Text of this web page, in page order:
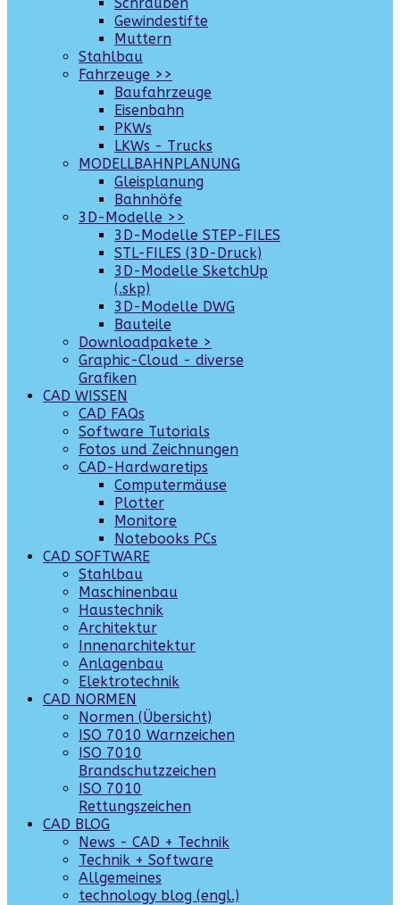
Gewindestifte
Muttern
Stahlbau
Fahrzeuge >>
Baufahrzeuge
Eisenbahn
PKWs
LKWs - Trucks
MODELLBAHNPLANUNG
Gleisplanung
Bahnhöfe
3D-Modelle >>
3D-Modelle STEP-FILES
STL-FILES (3D-Druck)
3D-Modelle SketchUp
(.skp)
3D-Modelle DWG
Bauteile
Downloadpakete >
Graphic-Cloud - diverse
Grafiken
CAD WISSEN
CAD FAQs
Software Tutorials
Fotos und Zeichnungen
CAD-Hardwaretips
Computermäuse
Plotter
Monitore
Notebooks PCs
CAD SOFTWARE
Stahlbau
Maschinenbau
Haustechnik
Architektur
Innenarchitektur
Anlagenbau
Elektrotechnik
CAD NORMEN
Normen (Übersicht)
ISO 7010 Warnzeichen
ISO 7010
Brandschutzzeichen
ISO 7010
Rettungszeichen
CAD BLOG
News - CAD + Technik
Technik + Software
Allgemeines
technology blog (engl.)